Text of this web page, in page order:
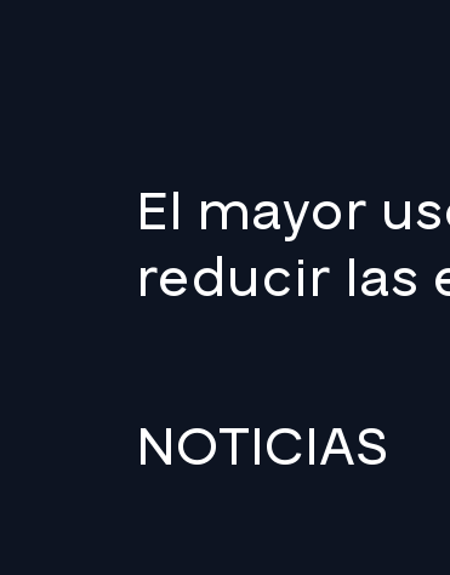
El mayor
reducir las
NOTICIAS